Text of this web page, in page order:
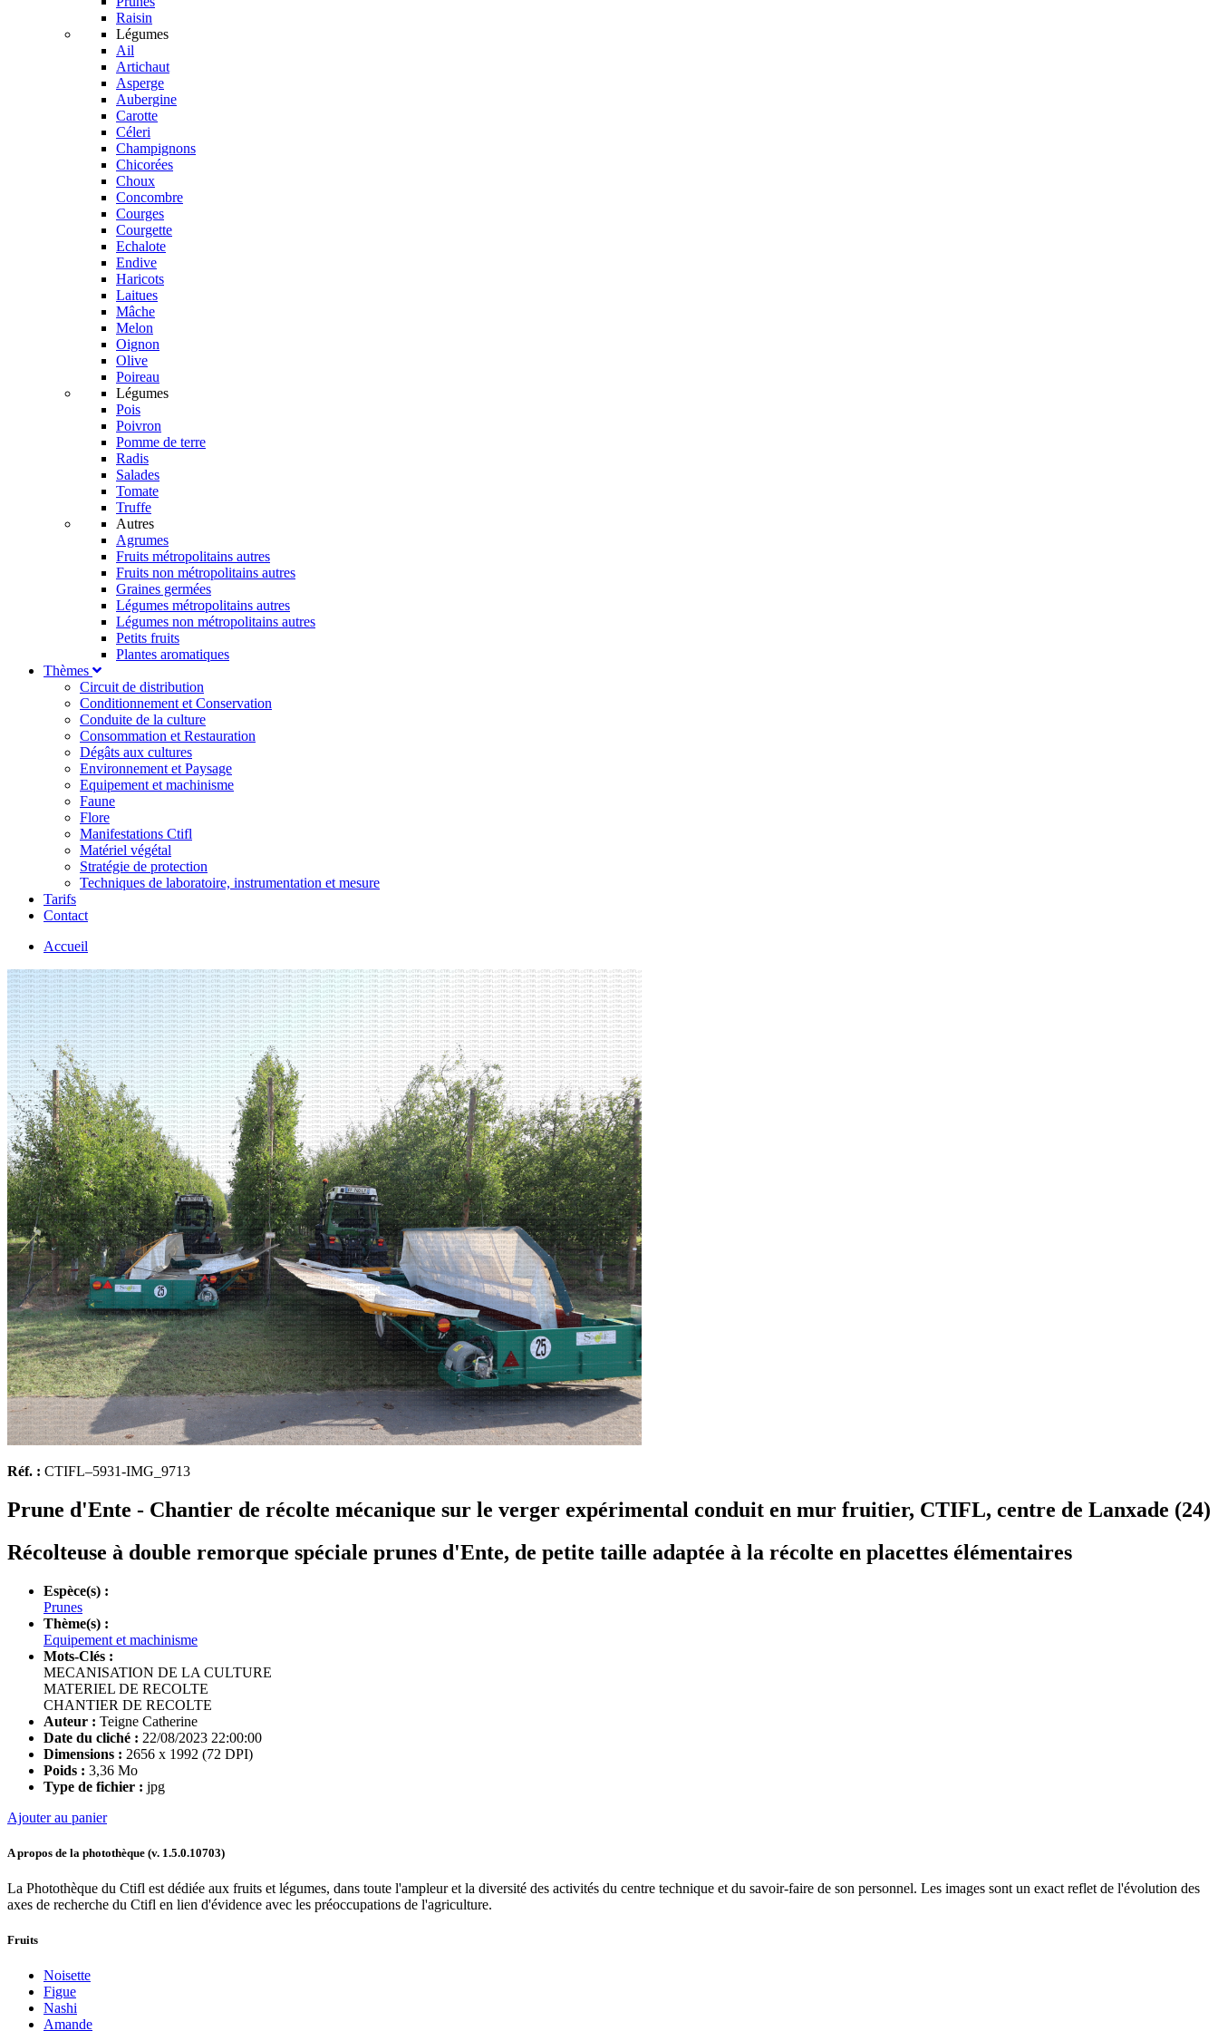
Raisin
Légumes
Ail
Artichaut
Asperge
Aubergine
Carotte
Céleri
Champignons
Chicorées
Choux
Concombre
Courges
Courgette
Echalote
Endive
Haricots
Laitues
Mâche
Melon
Oignon
Olive
Poireau
Légumes
Pois
Poivron
Pomme de terre
Radis
Salades
Tomate
Truffe
Autres
Agrumes
Fruits métropolitains autres
Fruits non métropolitains autres
Graines germées
Légumes métropolitains autres
Légumes non métropolitains autres
Petits fruits
Plantes aromatiques
Thèmes
Circuit de distribution
Conditionnement et Conservation
Conduite de la culture
Consommation et Restauration
Dégâts aux cultures
Environnement et Paysage
Equipement et machinisme
Faune
Flore
Manifestations Ctifl
Matériel végétal
Stratégie de protection
Techniques de laboratoire, instrumentation et mesure
Tarifs
Contact
Accueil
Réf. : CTIFL–5931-IMG_9713
Prune d'Ente - Chantier de récolte mécanique sur le verger expérimental conduit en mur fruitier, CTIFL, centre de Lanxade (24)
Récolteuse à double remorque spéciale prunes d'Ente, de petite taille adaptée à la récolte en placettes élémentaires
Espèce(s) :
Prunes
Thème(s) :
Equipement et machinisme
Mots-Clés :
MECANISATION DE LA CULTURE
MATERIEL DE RECOLTE
CHANTIER DE RECOLTE
Auteur : Teigne Catherine
Date du cliché : 22/08/2023 22:00:00
Dimensions : 2656 x 1992 (72 DPI)
Poids : 3,36 Mo
Type de fichier : jpg
Ajouter au panier
A propos de la photothèque (v. 1.5.0.10703)
La Photothèque du Ctifl est dédiée aux fruits et légumes, dans toute l'ampleur et la diversité des activités du centre technique et du savoir-faire de son personnel. Les images sont un exact reflet de l'évolution des
axes de recherche du Ctifl en lien d'évidence avec les préoccupations de l'agriculture.
Fruits
Noisette
Figue
Nashi
Amande